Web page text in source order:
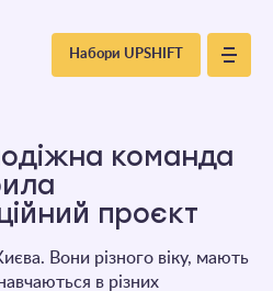
Набори UPSHIFT
команда
проєкт
Вони різного віку, мають
в різних